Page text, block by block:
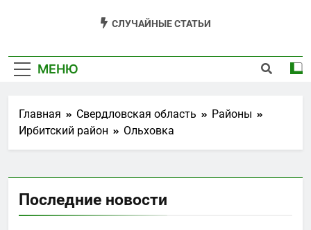
Черноярский
СЛУЧАЙНЫЕ СТАТЬИ
МЕНЮ
Главная Свердловская область
Районы
Ирбитский район
Ольховка
Последние новости